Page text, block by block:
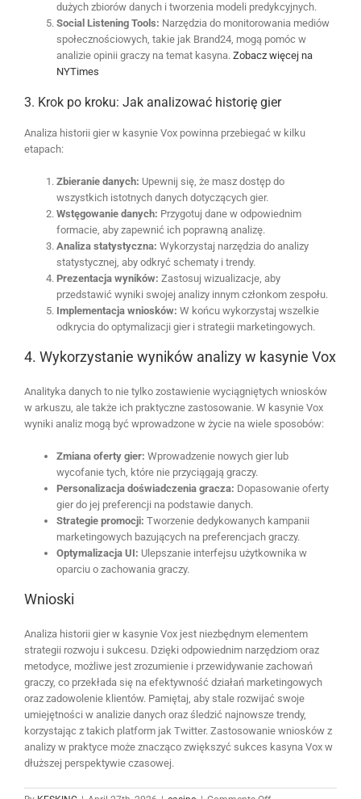
dużych zbiorów danych i tworzenia modeli predykcyjnych.
Social Listening Tools: Narzędzia do monitorowania mediów
społecznościowych, takie jak Brand24, mogą pomóc w
analizie opinii graczy na temat kasyna. Zobacz więcej na
NYTimes
3. Krok po kroku: Jak analizować historię gier
Analiza historii gier w kasynie Vox powinna przebiegać w kilku
etapach:
Zbieranie danych: Upewnij się, że masz dostęp do
wszystkich istotnych danych dotyczących gier.
Wstęgowanie danych: Przygotuj dane w odpowiednim
formacie, aby zapewnić ich poprawną analizę.
Analiza statystyczna: Wykorzystaj narzędzia do analizy
statystycznej, aby odkryć schematy i trendy.
Prezentacja wyników: Zastosuj wizualizacje, aby
przedstawić wyniki swojej analizy innym członkom zespołu.
Implementacja wniosków: W końcu wykorzystaj wszelkie
odkrycia do optymalizacji gier i strategii marketingowych.
4. Wykorzystanie wyników analizy w kasynie Vox
Analityka danych to nie tylko zostawienie wyciągniętych wniosków
w arkuszu, ale także ich praktyczne zastosowanie. W kasynie Vox
wyniki analiz mogą być wprowadzone w życie na wiele sposobów:
Zmiana oferty gier: Wprowadzenie nowych gier lub
wycofanie tych, które nie przyciągają graczy.
Personalizacja doświadczenia gracza: Dopasowanie oferty
gier do jej preferencji na podstawie danych.
Strategie promocji: Tworzenie dedykowanych kampanii
marketingowych bazujących na preferencjach graczy.
Optymalizacja UI: Ulepszanie interfejsu użytkownika w
oparciu o zachowania graczy.
Wnioski
Analiza historii gier w kasynie Vox jest niezbędnym elementem
strategii rozwoju i sukcesu. Dzięki odpowiednim narzędziom oraz
metodyce, możliwe jest zrozumienie i przewidywanie zachowań
graczy, co przekłada się na efektywność działań marketingowych
oraz zadowolenie klientów. Pamiętaj, aby stale rozwijać swoje
umiejętności w analizie danych oraz śledzić najnowsze trendy,
korzystając z takich platform jak Twitter. Zastosowanie wniosków z
analizy w praktyce może znacząco zwiększyć sukces kasyna Vox w
dłuższej perspektywie czasowej.